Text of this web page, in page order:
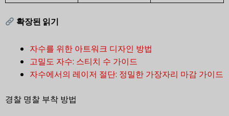
확장된 읽기
자수를 위한 아트워크 디자인 방법
고밀도 자수: 스티치 수 가이드
자수에서의 레이저 절단: 정밀한 가장자리 마감 가이드
경찰 명찰 부착 방법